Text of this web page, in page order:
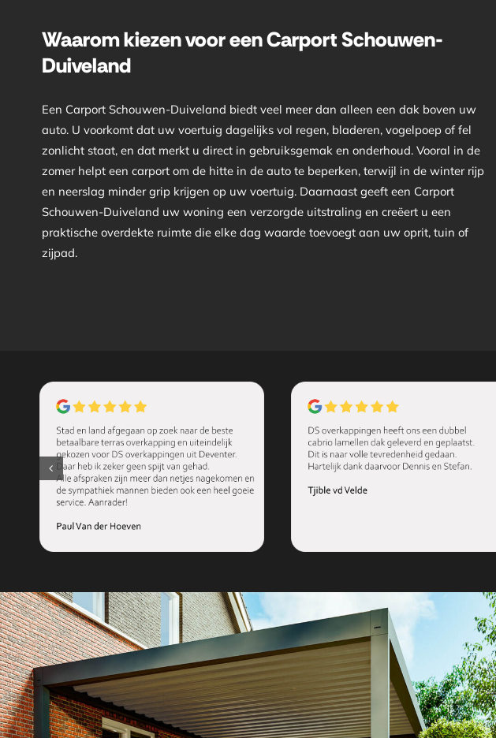
Waarom kiezen voor een Carport Schouwen-
Duiveland
Een Carport Schouwen-Duiveland biedt veel meer dan alleen een dak boven uw
auto. U voorkomt dat uw voertuig dagelijks vol regen, bladeren, vogelpoep of fel
zonlicht staat, en dat merkt u direct in gebruiksgemak en onderhoud. Vooral in de
zomer helpt een carport om de hitte in de auto te beperken, terwijl in de winter rijp
en neerslag minder grip krijgen op uw voertuig. Daarnaast geeft een Carport
Schouwen-Duiveland uw woning een verzorgde uitstraling en creëert u een
praktische overdekte ruimte die elke dag waarde toevoegt aan uw oprit, tuin of
zijpad.